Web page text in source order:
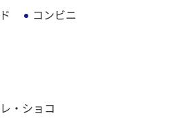
コンビニ
・ショコ